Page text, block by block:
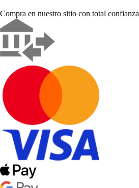
Compra en nuestro sitio con total confianza